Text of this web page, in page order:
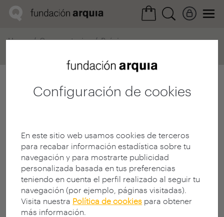
Configuración de cookies
En este sitio web usamos cookies de terceros
para recabar información estadística sobre tu
navegación y para mostrarte publicidad
personalizada basada en tus preferencias
teniendo en cuenta el perfil realizado al seguir tu
navegación (por ejemplo, páginas visitadas).
Visita nuestra Política de cookies para obtener
más información.
Home Convocatorias
Próxima